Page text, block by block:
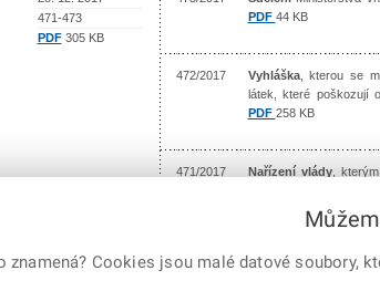
471-473
PDF305 KB
PDF 44 KB
472/2017 Vyhláška, kterou se
látek, které poškozují
PDF 258 KB
471/2017 Nařízení vlády,
znamená? Cookies jsou malé datové soubory,